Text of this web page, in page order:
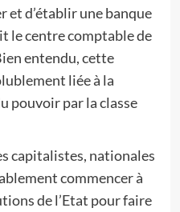
et d’établir une banque
le centre comptable de
entendu, cette
liée à la
pouvoir par la classe
capitalistes, nationales
commencer à
de l’Etat pour faire